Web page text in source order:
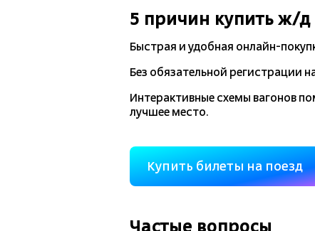
5 причин купить ж/д
Быстрая и удобная онлайн-
Без обязательной регистрации
Интерактивные схемы вагонов
лучшее место.
Купить билеты на поезд
Частые вопросы